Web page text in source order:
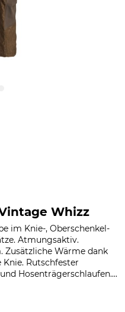
Whizz
im Knie-, Oberschenkel-
Atmungsaktiv.
Zusätzliche Wärme dank
Rutschfester
Hosenträgerschlaufen....